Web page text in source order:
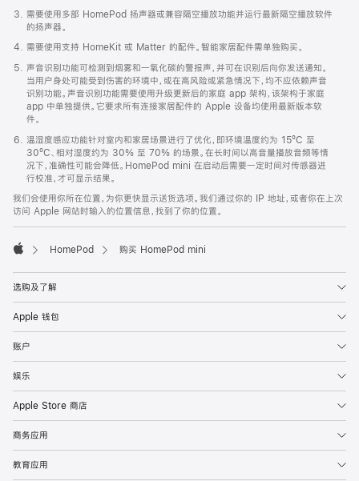
需要使用多部 HomePod 扬声器或兼容隔空播放功能并运行最新隔空播放软件
的扬声器。
需要使用支持 HomeKit 或 Matter 的配件。智能家居配件需单独购买。
声音识别功能可检测到烟雾和一氧化碳的警报声，并可在识别后向你发送通知。
当用户身处可能受到伤害的环境中，或在高风险或紧急情况下，均不应依赖声音
识别功能。声音识别功能需要使用升级更新后的家庭 app 架构，该架构于家庭
app 中单独提供。它要求所有连接家居配件的 Apple 设备均使用最新版本软
件。
温湿度感应功能针对室内和家居场景进行了优化，即环境温度约为 15ºC 至
30ºC、相对湿度约为 30% 至 70% 的场景。在长时间以高音量播放音频等情
况下，准确性可能会降低。HomePod mini 在启动后需要一定时间对传感器进
行校准，才可显示结果。
我们会使用你所在位置，为你更快显示送货选项。我们通过你的 IP 地址，或者你在上次
访问 Apple 网站时输入的位置信息，找到了你的位置。
HomePod 购买 HomePod mini
选购及了解
Apple 钱包
账户
娱乐
Apple Store 商店
商务应用
教育应用